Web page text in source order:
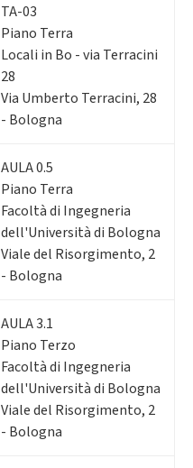
TA-03
Piano Terra
Locali in Bo - via Terracini
28
Via Umberto Terracini, 28
- Bologna
AULA 0.5
Piano Terra
Facoltà di Ingegneria
dell'Università di Bologna
Viale del Risorgimento, 2
- Bologna
AULA 3.1
Piano Terzo
Facoltà di Ingegneria
dell'Università di Bologna
Viale del Risorgimento, 2
- Bologna